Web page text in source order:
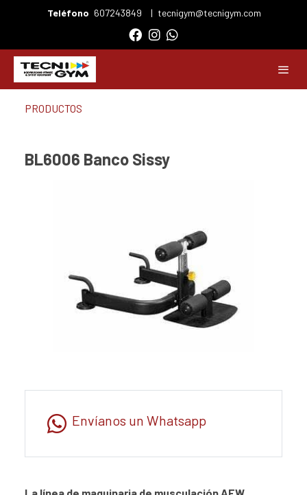
Teléfono 607243849 | tecnigym@tecnigym.com
PRODUCTOS
BL6006 Banco Sissy
Envíanos un Whatsapp